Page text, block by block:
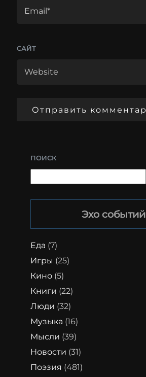
САЙТ
ПОИСК
Эхо событий
Еда (7)
Игры (25)
Кино (5)
Книги (22)
Люди (32)
Музыка (16)
Мысли (39)
Новости (31)
Поэзия (481)